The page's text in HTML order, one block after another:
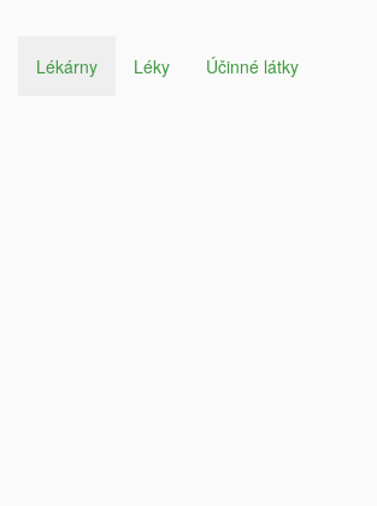
Lékárny Léky Účinné látky